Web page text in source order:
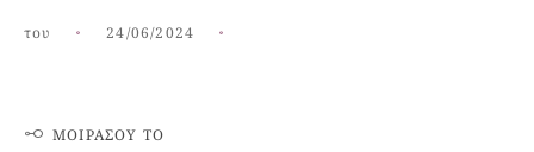
του 24/06/2024
ΜΟΙΡΆΣΟΥ ΤΟ